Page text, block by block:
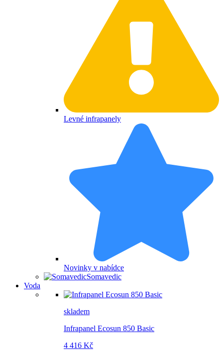
Levné infrapanely
Novinky v nabídce
Somavedic
Voda
skladem
Infrapanel Ecosun 850 Basic
4 416 Kč